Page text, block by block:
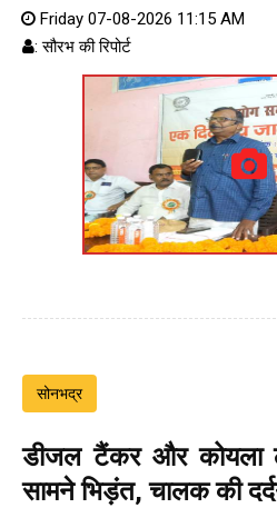
Friday 07-08-2026 11:15 AM
: सौरभ की रिपोर्ट
सोनभद्र
डीजल टैंकर और
सामने भिड़ंत, चालक की